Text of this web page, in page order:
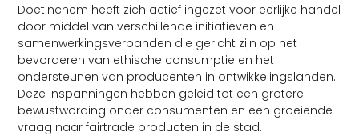
Doetinchem heeft zich actief ingezet voor eerlijke handel
door middel van verschillende initiatieven en
samenwerkingsverbanden die gericht zijn op het
bevorderen van ethische consumptie en het
ondersteunen van producenten in ontwikkelingslanden.
Deze inspanningen hebben geleid tot een grotere
bewustwording onder consumenten en een groeiende
vraag naar fairtrade producten in de stad.